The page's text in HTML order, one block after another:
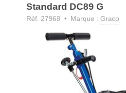
Standard DC89 G
Réf. 27968 • Marque : Graco